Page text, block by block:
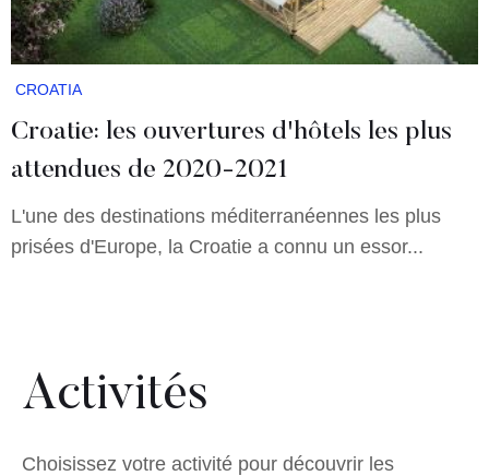
CROATIA
Croatie: les ouvertures d'hôtels les plus
attendues de 2020-2021
L'une des destinations méditerranéennes les plus
prisées d'Europe, la Croatie a connu un essor...
Activités
Choisissez votre activité pour découvrir les